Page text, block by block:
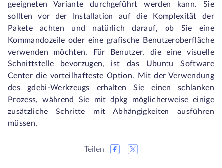
geeigneten Variante durchgeführt werden kann. Sie
sollten vor der Installation auf die Komplexität der
Pakete achten und natürlich darauf, ob Sie eine
Kommandozeile oder eine grafische Benutzeroberfläche
verwenden möchten. Für Benutzer, die eine visuelle
Schnittstelle bevorzugen, ist das Ubuntu Software
Center die vorteilhafteste Option. Mit der Verwendung
des gdebi-Werkzeugs erhalten Sie einen schlanken
Prozess, während Sie mit dpkg möglicherweise einige
zusätzliche Schritte mit Abhängigkeiten ausführen
müssen.
Teilen